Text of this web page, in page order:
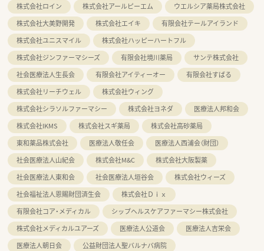
株式会社ロイン
株式会社アールピーエム
ウエルシア薬局株式会社
株式会社大美野開発
株式会社エイキ
有限会社テールアイランド
株式会社ユニスマイル
株式会社ハッピーハートフル
株式会社ジンファーマシーズ
有限会社境川薬局
サンテ株式会社
社会医療法人生長会
有限会社アイティーオー
有限会社すばる
株式会社リーチウェル
株式会社ウィング
株式会社シラソルファーマシー
株式会社ヨネダ
医療法人邦和会
株式会社IKMS
株式会社スギ薬局
株式会社高砂薬局
東和薬品株式会社
医療法人敬任会
医療法人西浦会（財団）
社会医療法人山紀会
株式会社M&C
株式会社大阪製薬
社会医療法人東和会
社会医療法人垣谷会
株式会社ウィーズ
社会福祉法人恩賜財団済生会
株式会社Ｄｉｘ
有限会社コア・メディカル
シップヘルスケアファーマシー株式会社
株式会社メディカルユアーズ
医療法人公道会
医療法人吉栄会
医療法人朝日会
公益財団法人聖バルナバ病院